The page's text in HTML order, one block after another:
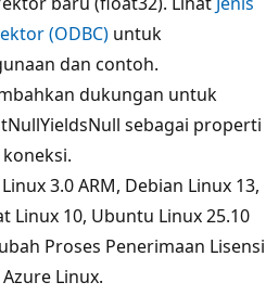
(ODBC) untuk
dan contoh.
dukungan untuk
sebagai properti
3.0 ARM, Debian Linux 13,
Linux 10, Ubuntu Linux 25.10
Proses Penerimaan Lisensi
Linux.